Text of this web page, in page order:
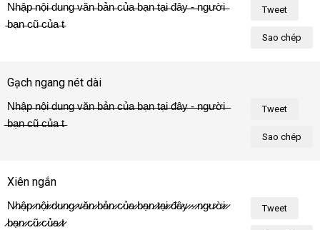
Tweet
Sao chép
N̵h̵ậ̵p̵ ̵n̵ộ̵i̵ ̵d̵u̵n̵g̵ ̵v̵ă̵n̵ ̵b̵ả̵n̵ ̵c̵ủ̵a̵ ̵b̵ạ̵n̵ ̵t̵ạ̵i̵ ̵đ̵â̵y̵ ̵-̵ ̵n̵g̵ư̵ờ̵i̵
̵b̵ạ̵n̵ ̵c̵ũ̵ ̵c̵ủ̵a̵ ̵t̵ô̵i̵!̵
Gạch ngang nét dài
Tweet
Sao chép
N̶h̶ậ̶p̶ ̶n̶ộ̶i̶ ̶d̶u̶n̶g̶ ̶v̶ă̶n̶ ̶b̶ả̶n̶ ̶c̶ủ̶a̶ ̶b̶ạ̶n̶ ̶t̶ạ̶i̶ ̶đ̶â̶y̶ ̶-̶ ̶n̶g̶ư̶ờ̶i̶
̶b̶ạ̶n̶ ̶c̶ũ̶ ̶c̶ủ̶a̶ ̶t̶ô̶i̶!̶
Xiên ngắn
Tweet
N̷h̷ậ̷p̷ ̷n̷ộ̷i̷ ̷d̷u̷n̷g̷ ̷v̷ă̷n̷ ̷b̷ả̷n̷ ̷c̷ủ̷a̷ ̷b̷ạ̷n̷ ̷t̷ạ̷i̷ ̷đ̷â̷y̷ ̷-̷ ̷n̷g̷ư̷ờ̷i̷
̷b̷ạ̷n̷ ̷c̷ũ̷ ̷c̷ủ̷a̷ ̷t̷ô̷i̷!̷